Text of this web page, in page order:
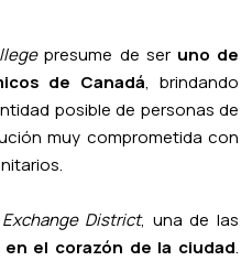
presume de ser uno de
de Canadá, brindando
posible de personas de
muy comprometida con
Exchange District, una de las
en el corazón de la ciudad.